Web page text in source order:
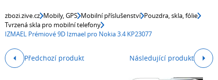
zbozi.zive.cz Mobily, GPS Mobilní příslušenství Pouzdra, skla, fólie
Tvrzená skla pro mobilní telefony
IZMAEL Prémiové 9D Izmael pro Nokia 3.4 KP23077
Předchozí produkt Následující produkt